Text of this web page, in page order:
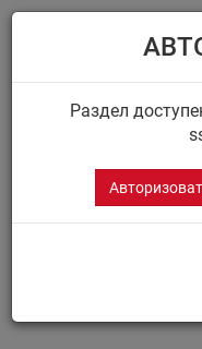
Раздел